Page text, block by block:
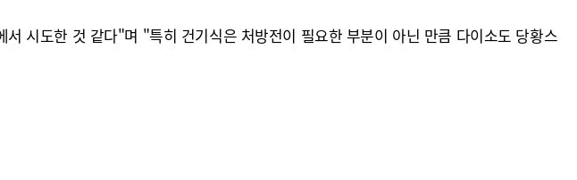
시도한 것 같다"며 "특히 건기식은 처방전이 필요한 부분이 아닌 만큼 다이소도 당황스